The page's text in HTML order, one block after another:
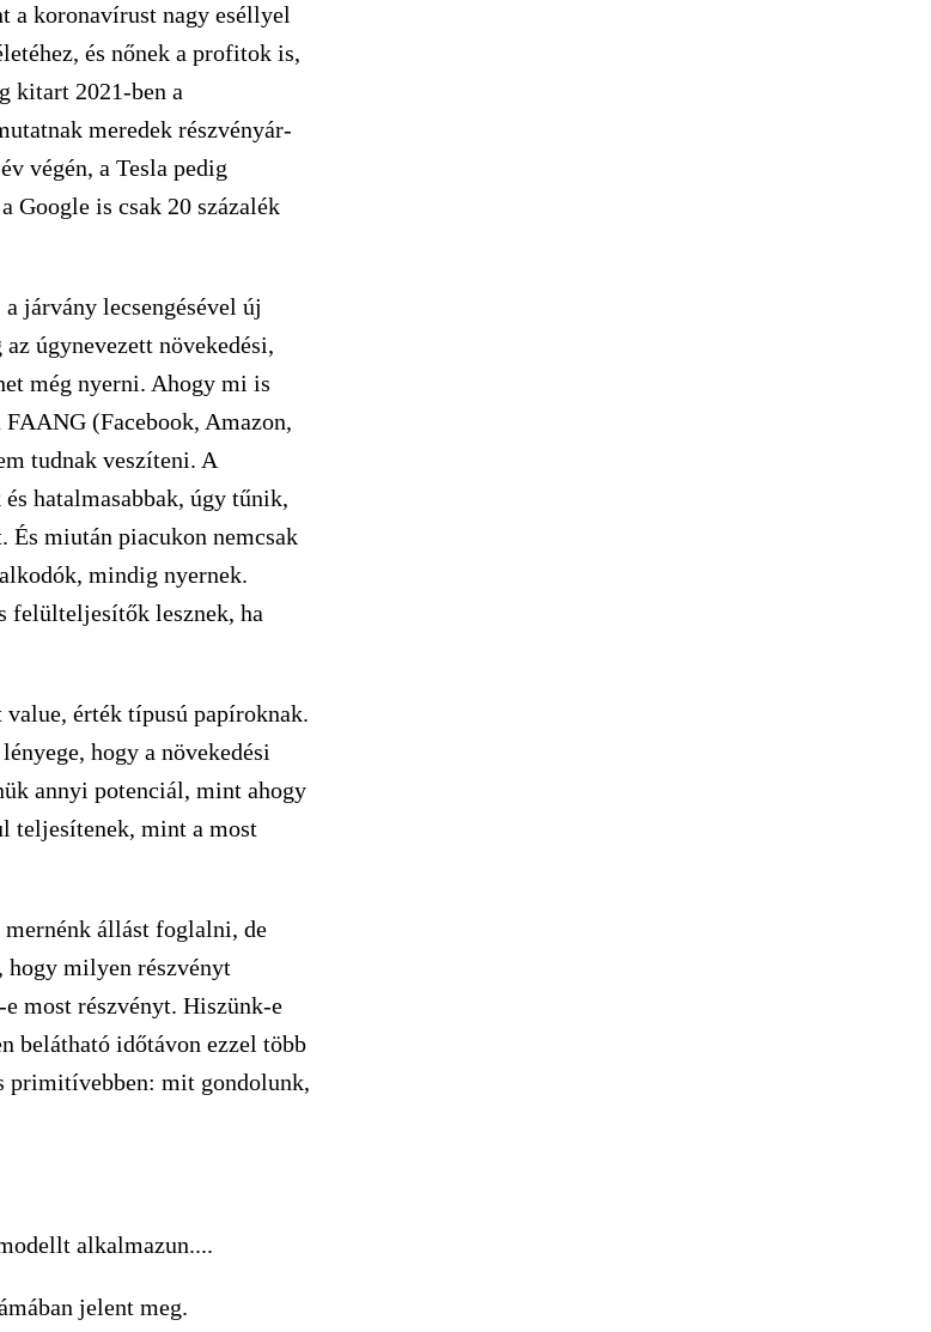
a koronavírust nagy eséllyel
és nőnek a profitok is,
kitart 2021-ben a
meredek részvényár-
végén, a Tesla pedig
Google is csak 20 százalék
járvány lecsengésével új
úgynevezett növekedési,
még nyerni. Ahogy mi is
(Facebook, Amazon,
tudnak veszíteni. A
hatalmasabbak, úgy tűnik,
miután piacukon nemcsak
mindig nyernek.
felülteljesítők lesznek, ha
value, érték típusú papíroknak.
hogy a növekedési
annyi potenciál, mint ahogy
teljesítenek, mint a most
mernénk állást foglalni, de
hogy milyen részvényt
most részvényt. Hiszünk-e
belátható időtávon ezzel több
primitívebben: mit gondolunk,
alkalmazun....
jelent meg.